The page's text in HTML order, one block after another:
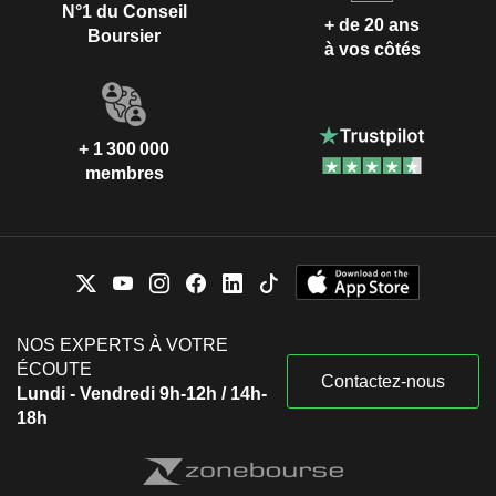
N°1 du Conseil
Boursier
+ de 20 ans
à vos côtés
+ 1 300 000
membres
NOS EXPERTS À VOTRE
ÉCOUTE
Lundi - Vendredi 9h-12h / 14h-
18h
Contactez-nous